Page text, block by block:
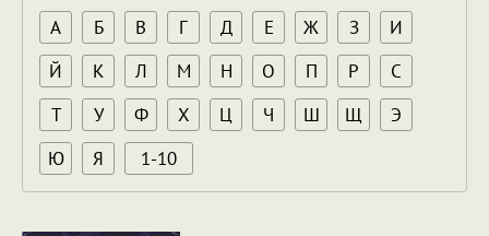
А Б В Г Д Е Ж З
И
Й
К Л М Н О П Р
С
Т
У Ф Х Ц Ч Ш Щ
Э
Ю
Я 1-10